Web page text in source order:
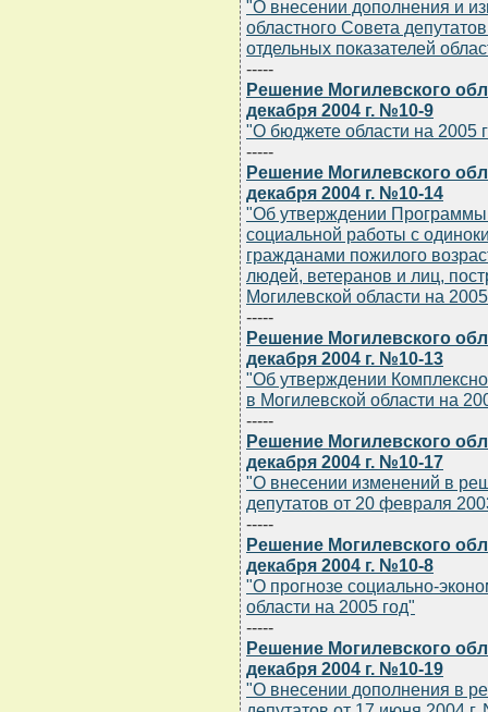
"О внесении дополнения и
областного Совета
отдельных показателей
-----
Решение Могилевского
декабря 2004 г. №10-9
"О бюджете области на 2005
-----
Решение Могилевского
декабря 2004 г. №10-14
"Об утверждении
социальной работы с
гражданами пожилого
людей, ветеранов и лиц,
Могилевской области на
-----
Решение Могилевского
декабря 2004 г. №10-13
"Об утверждении
в Могилевской области на
-----
Решение Могилевского
декабря 2004 г. №10-17
"О внесении изменений в
депутатов от 20 февраля
-----
Решение Могилевского
декабря 2004 г. №10-8
"О прогнозе социально-
области на 2005 год"
-----
Решение Могилевского
декабря 2004 г. №10-19
"О внесении дополнения в